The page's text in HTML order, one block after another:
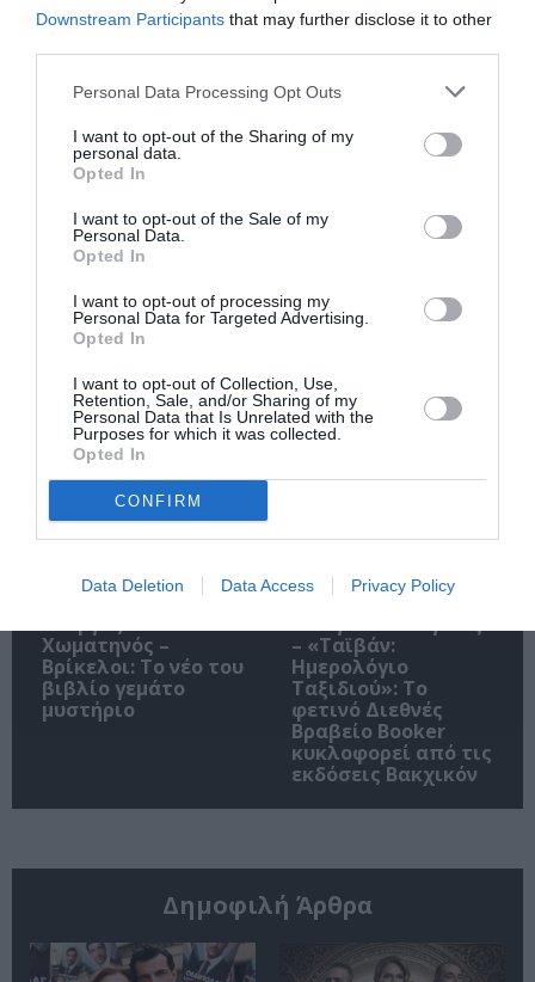
Downstream Participants that may further disclose it to other
Personal Data Processing Opt Outs
I want to opt-out of the Sharing of my
personal data.
Opted In
I want to opt-out of the Sale of my
Personal Data.
Opted In
I want to opt-out of processing my
Personal Data for Targeted Advertising.
Opted In
I want to opt-out of Collection, Use,
Retention, Sale, and/or Sharing of my
Personal Data that Is Unrelated with the
Purposes for which it was collected.
Opted In
CONFIRM
Data Deletion Data Access Privacy Policy
Ακολουθήστε το Culturenow.gr
Σχετικά Άρθρα
μπάρμαν του Ritz:
Ένα κοινωνικό
ιστορικό βιβλίο
– η Μαρία τα ήθελε
όλα: Ένα κοινωνικό
βιβλίο για γυναίκες
Χωματηνός –
Βρίκελοι: Το νέο του
βιβλίο γεμάτο
μυστήριο
– «Ταϊβάν:
Ημερολόγιο
Ταξιδιού»: Το
φετινό Διεθνές
Βραβείο Booker
κυκλοφορεί από τις
εκδόσεις Βακχικόν
Δημοφιλή Άρθρα